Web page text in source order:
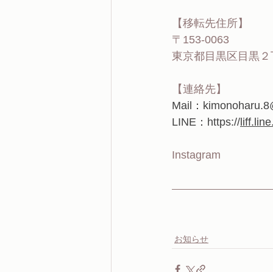
【移転先住所】
〒153-0063
東京都目黒区目黒
【連絡先】
Mail：
LINE： https://
Instagram
お知らせ